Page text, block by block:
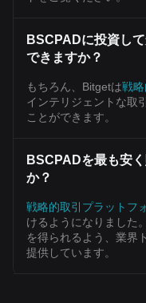
BSCPADに投資し
できますか？
もちろん、Bitgetは戦
インテリジェントな取
ことができます。
BSCPADを最も安
か？
戦略的取引プラットフ
けるようになりました
を得られるよう、業界
提供しています。